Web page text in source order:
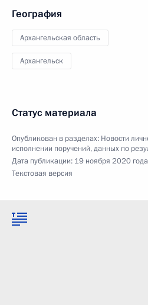
География
Архангельская область
Архангельск
Статус материала
Опубликован в разделах: Новости
исполнении поручений, данных по
Дата публикации: 19 ноября 2020
Текстовая версия